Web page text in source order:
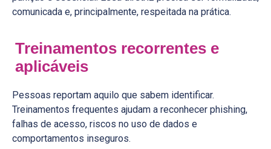
comunicada e, principalmente, respeitada na prática.
Treinamentos recorrentes e
aplicáveis
Pessoas reportam aquilo que sabem identificar.
Treinamentos frequentes ajudam a reconhecer phishing,
falhas de acesso, riscos no uso de dados e
comportamentos inseguros.